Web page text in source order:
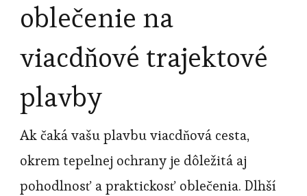
oblečenie na
viacdňové trajektové
plavby
Ak čaká vašu plavbu viacdňová cesta,
okrem tepelnej ochrany je dôležitá aj
pohodlnosť a praktickosť oblečenia. Dlhší